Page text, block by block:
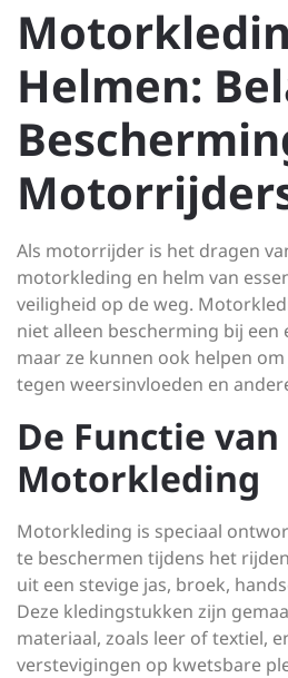
Helmen:
Als motorrijder is het dragen
motorkleding en helm van
veiligheid op de weg.
niet alleen bescherming bij een
maar ze kunnen ook helpen
tegen weersinvloeden en
De Functie van
Motorkleding
Motorkleding is speciaal
te beschermen tijdens het
uit een stevige jas, broek,
Deze kledingstukken zijn
materiaal, zoals leer of textiel,
verstevigingen op kwetsbare